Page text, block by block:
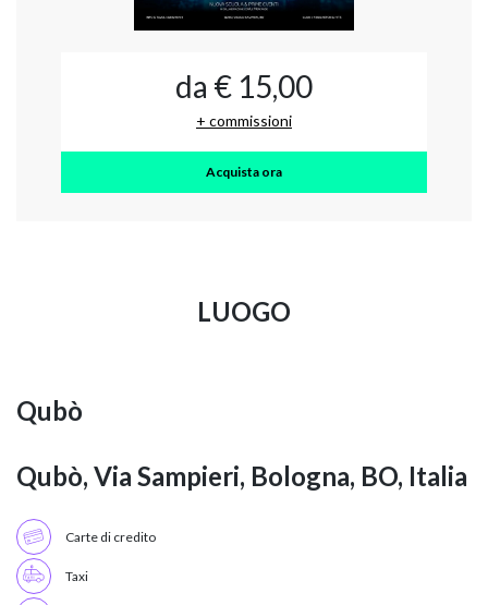
da € 15,00
+ commissioni
Acquista ora
LUOGO
Qubò
Qubò, Via Sampieri, Bologna, BO, Italia
Carte di credito
Taxi